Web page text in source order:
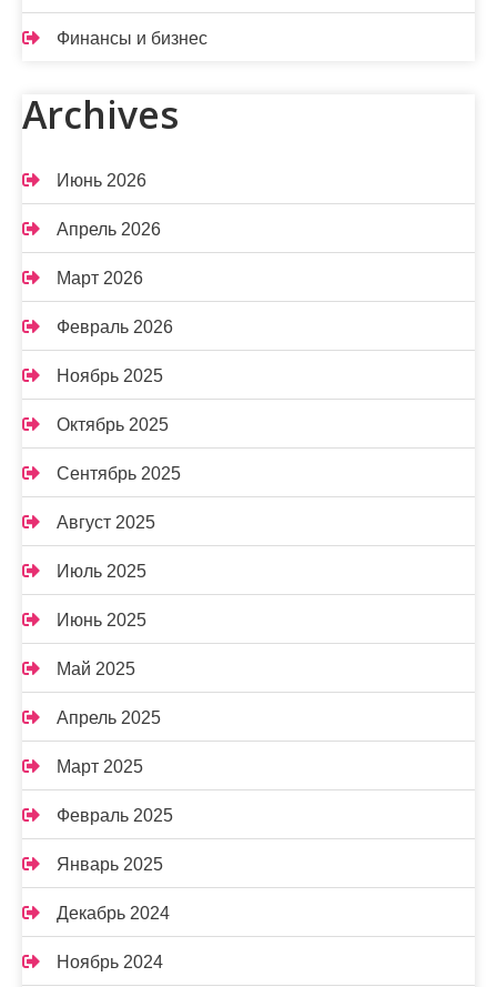
Финансы и бизнес
Archives
Июнь 2026
Апрель 2026
Март 2026
Февраль 2026
Ноябрь 2025
Октябрь 2025
Сентябрь 2025
Август 2025
Июль 2025
Июнь 2025
Май 2025
Апрель 2025
Март 2025
Февраль 2025
Январь 2025
Декабрь 2024
Ноябрь 2024